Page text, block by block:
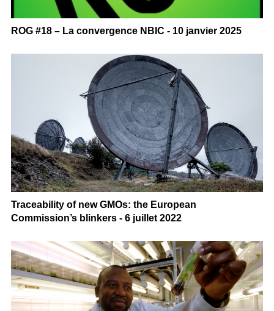
ROG #18 – La convergence NBIC - 10 janvier 2025
Traceability of new GMOs: the European
Commission’s blinkers - 6 juillet 2022